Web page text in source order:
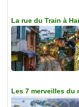
La rue du Train à
Les 7 merveilles du